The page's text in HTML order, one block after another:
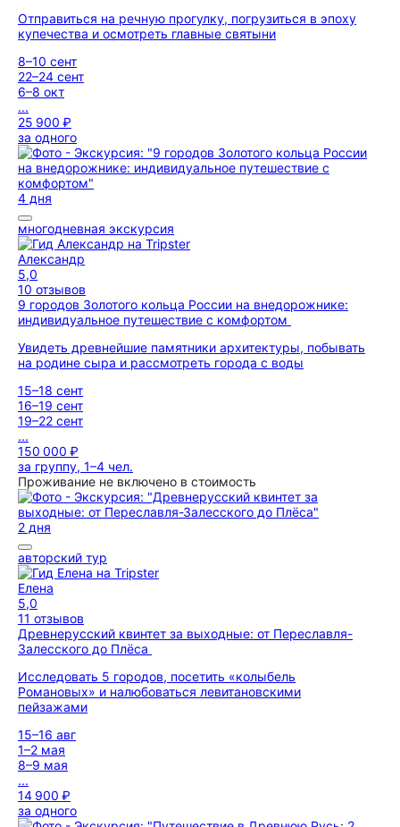
Отправиться на речную прогулку, погрузиться в эпоху
купечества и осмотреть главные святыни
8–10 сент
22–24 сент
6–8 окт
...
25 900 ₽
за одного
4 дня
многодневная экскурсия
Александр
5,0
10 отзывов
9 городов Золотого кольца России на внедорожнике:
индивидуальное путешествие с комфортом
Увидеть древнейшие памятники архитектуры, побывать
на родине сыра и рассмотреть города с воды
15–18 сент
16–19 сент
19–22 сент
...
150 000 ₽
за группу, 1–4 чел.
Проживание не включено в стоимость
2 дня
авторский тур
Елена
5,0
11 отзывов
Древнерусский квинтет за выходные: от Переславля-
Залесского до Плёса
Исследовать 5 городов, посетить «колыбель
Романовых» и налюбоваться левитановскими
пейзажами
15–16 авг
1–2 мая
8–9 мая
...
14 900 ₽
за одного